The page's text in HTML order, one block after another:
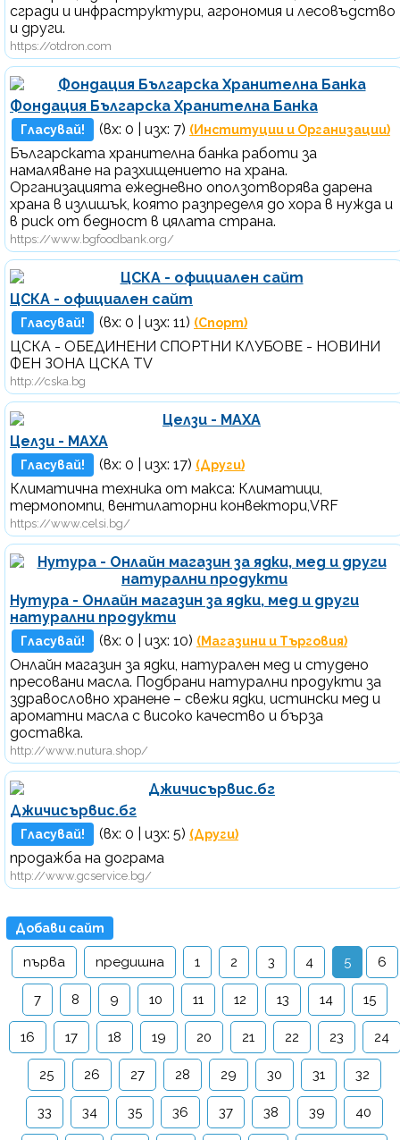
сгради и инфраструктури, агрономия и лесовъдство
и други.
https://otdron.com
Фондация Българска Хранителна Банка
Гласувай! (вх: 0 | изх: 7) (Институции и Организации)
Българската хранителна банка работи за
намаляване на разхищението на храна.
Организацията ежедневно оползотворява дарена
храна в излишък, която разпределя до хора в нужда и
в риск от бедност в цялата страна.
https://www.bgfoodbank.org/
ЦСКА - официален сайт
Гласувай! (вх: 0 | изх: 11) (Спорт)
ЦСКА - ОБЕДИНЕНИ СПОРТНИ КЛУБОВЕ - НОВИНИ
ФЕН ЗОНА ЦСКА TV
http://cska.bg
Целзи - MAXA
Гласувай! (вх: 0 | изх: 17) (Други)
Климатична техника от макса: Климатици,
термопомпи, вентилаторни конвектори,VRF
https://www.celsi.bg/
Нутура - Онлайн магазин за ядки, мед и други
натурални продукти
Гласувай! (вх: 0 | изх: 10) (Магазини и Търговия)
Онлайн магазин за ядки, натурален мед и студено
пресовани масла. Подбрани натурални продукти за
здравословно хранене – свежи ядки, истински мед и
ароматни масла с високо качество и бърза
доставка.
http://www.nutura.shop/
Джичисървис.бг
Гласувай! (вх: 0 | изх: 5) (Други)
продажба на дограма
http://www.gcservice.bg/
Добави сайт
първа предишна 1 2 3 4 5 6
7 8 9 10 11 12 13 14 15
16 17 18 19 20 21 22 23 24
25 26 27 28 29 30 31 32
33 34 35 36 37 38 39 40